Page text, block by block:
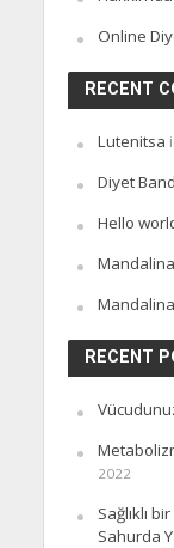
Online
RECENT
Lutenitsa
Diyet
Hello
RECENT
2022
Sağlıklı
Sahurda